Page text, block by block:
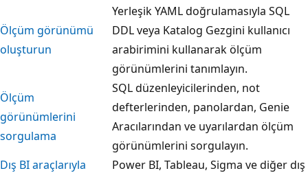
Ölçüm görünümü
oluşturun
Yerleşik YAML doğrulamasıyla SQL
DDL veya Katalog Gezgini kullanıcı
arabirimini kullanarak ölçüm
görünümlerini tanımlayın.
Ölçüm
görünümlerini
sorgulama
SQL düzenleyicilerinden, not
defterlerinden, panolardan, Genie
Aracılarından ve uyarılardan ölçüm
görünümlerini sorgulayın.
Dış BI araçlarıyla
Power BI, Tableau, Sigma ve diğer dış